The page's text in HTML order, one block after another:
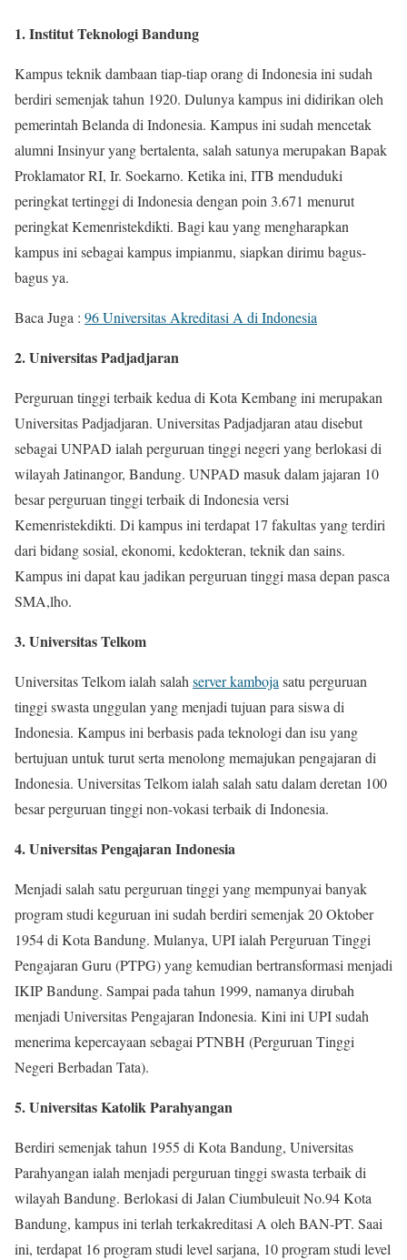
1. Institut Teknologi Bandung
Kampus teknik dambaan tiap-tiap orang di Indonesia ini sudah
berdiri semenjak tahun 1920. Dulunya kampus ini didirikan oleh
pemerintah Belanda di Indonesia. Kampus ini sudah mencetak
alumni Insinyur yang bertalenta, salah satunya merupakan Bapak
Proklamator RI, Ir. Soekarno. Ketika ini, ITB menduduki
peringkat tertinggi di Indonesia dengan poin 3.671 menurut
peringkat Kemenristekdikti. Bagi kau yang mengharapkan
kampus ini sebagai kampus impianmu, siapkan dirimu bagus-
bagus ya.
Baca Juga : 96 Universitas Akreditasi A di Indonesia
2. Universitas Padjadjaran
Perguruan tinggi terbaik kedua di Kota Kembang ini merupakan
Universitas Padjadjaran. Universitas Padjadjaran atau disebut
sebagai UNPAD ialah perguruan tinggi negeri yang berlokasi di
wilayah Jatinangor, Bandung. UNPAD masuk dalam jajaran 10
besar perguruan tinggi terbaik di Indonesia versi
Kemenristekdikti. Di kampus ini terdapat 17 fakultas yang terdiri
dari bidang sosial, ekonomi, kedokteran, teknik dan sains.
Kampus ini dapat kau jadikan perguruan tinggi masa depan pasca
SMA,lho.
3. Universitas Telkom
Universitas Telkom ialah salah server kamboja satu perguruan
tinggi swasta unggulan yang menjadi tujuan para siswa di
Indonesia. Kampus ini berbasis pada teknologi dan isu yang
bertujuan untuk turut serta menolong memajukan pengajaran di
Indonesia. Universitas Telkom ialah salah satu dalam deretan 100
besar perguruan tinggi non-vokasi terbaik di Indonesia.
4. Universitas Pengajaran Indonesia
Menjadi salah satu perguruan tinggi yang mempunyai banyak
program studi keguruan ini sudah berdiri semenjak 20 Oktober
1954 di Kota Bandung. Mulanya, UPI ialah Perguruan Tinggi
Pengajaran Guru (PTPG) yang kemudian bertransformasi menjadi
IKIP Bandung. Sampai pada tahun 1999, namanya dirubah
menjadi Universitas Pengajaran Indonesia. Kini ini UPI sudah
menerima kepercayaan sebagai PTNBH (Perguruan Tinggi
Negeri Berbadan Tata).
5. Universitas Katolik Parahyangan
Berdiri semenjak tahun 1955 di Kota Bandung, Universitas
Parahyangan ialah menjadi perguruan tinggi swasta terbaik di
wilayah Bandung. Berlokasi di Jalan Ciumbuleuit No.94 Kota
Bandung, kampus ini terlah terkakreditasi A oleh BAN-PT. Saai
ini, terdapat 16 program studi level sarjana, 10 program studi level